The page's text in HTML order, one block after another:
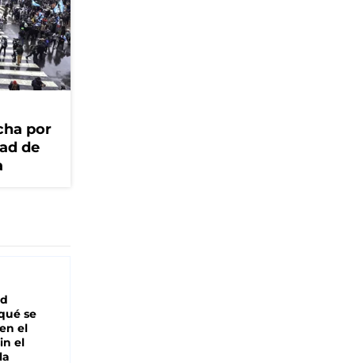
por
de
se
el
el